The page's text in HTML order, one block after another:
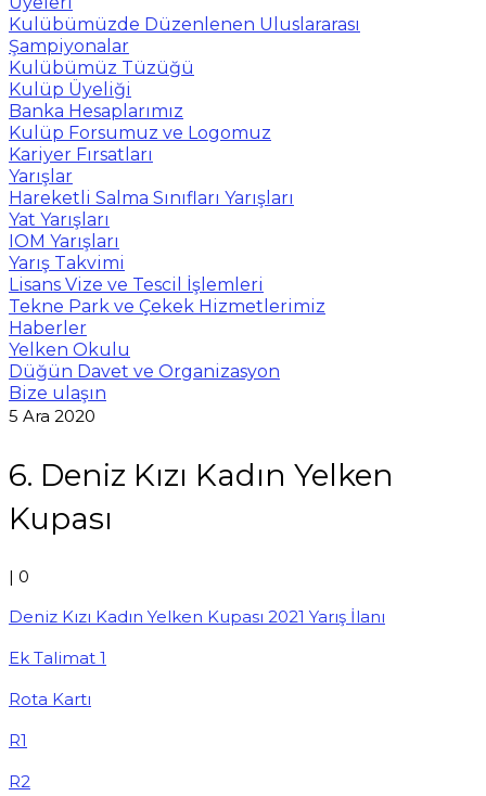
Kulübümüzde Düzenlenen Uluslararası
Şampiyonalar
Kulübümüz Tüzüğü
Kulüp Üyeliği
Banka Hesaplarımız
Kulüp Forsumuz ve Logomuz
Kariyer Fırsatları
Yarışlar
Hareketli Salma Sınıfları Yarışları
Yat Yarışları
IOM Yarışları
Yarış Takvimi
Lisans Vize ve Tescil İşlemleri
Tekne Park ve Çekek Hizmetlerimiz
Haberler
Yelken Okulu
Düğün Davet ve Organizasyon
Bize ulaşın
5 Ara 2020
6. Deniz Kızı Kadın Yelken
Kupası
| 0
Deniz Kızı Kadın Yelken Kupası 2021 Yarış İlanı
Ek Talimat 1
Rota Kartı
R1
R2